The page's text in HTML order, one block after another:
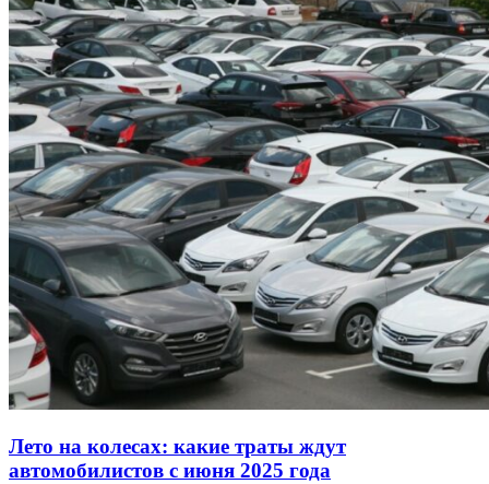
Лето на колесах: какие траты ждут
автомобилистов с июня 2025 года